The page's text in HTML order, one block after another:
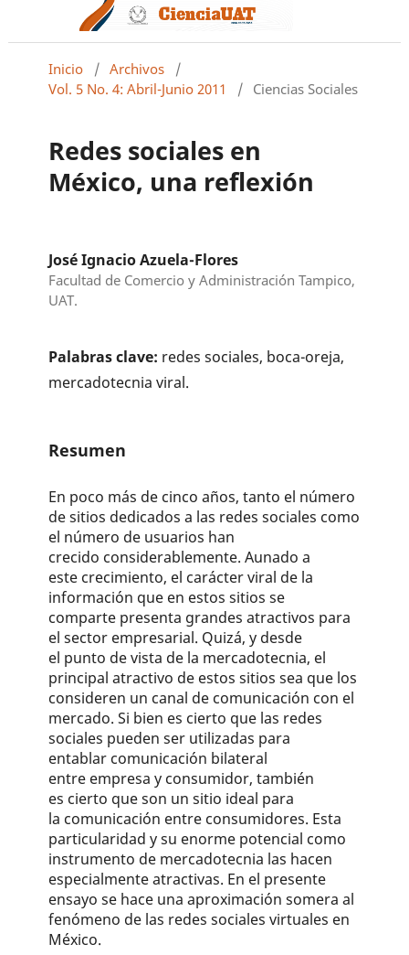
Inicio / Archivos
/
Vol. 5 No. 4: Abril-Junio 2011
/ Ciencias Sociales
Redes sociales en
México, una reflexión
José Ignacio Azuela-Flores
Facultad de Comercio y Administración Tampico,
UAT.
Palabras clave: redes sociales, boca-oreja,
mercadotecnia viral.
Resumen
En poco más de cinco años, tanto el número
de sitios dedicados a las redes sociales como
el número de usuarios han
crecido considerablemente. Aunado a
este crecimiento, el carácter viral de la
información que en estos sitios se
comparte presenta grandes atractivos para
el sector empresarial. Quizá, y desde
el punto de vista de la mercadotecnia, el
principal atractivo de estos sitios sea que los
consideren un canal de comunicación con el
mercado. Si bien es cierto que las redes
sociales pueden ser utilizadas para
entablar comunicación bilateral
entre empresa y consumidor, también
es cierto que son un sitio ideal para
la comunicación entre consumidores. Esta
particularidad y su enorme potencial como
instrumento de mercadotecnia las hacen
especialmente atractivas. En el presente
ensayo se hace una aproximación somera al
fenómeno de las redes sociales virtuales en
México.